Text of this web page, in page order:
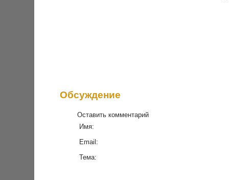
Обсуждение
Оставить комментарий
Имя:
Email:
Тема: